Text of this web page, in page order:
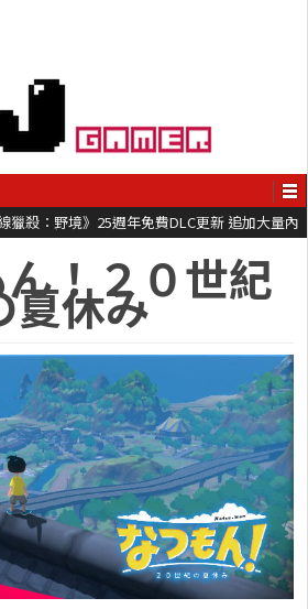
獵殺：野境》25週年免費DLC更新 追加大量內
平價折扣
！２０世紀
夏休み